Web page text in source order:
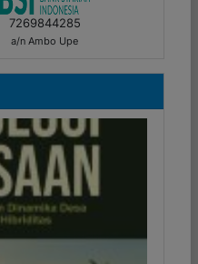
7269844285
a/n Ambo Upe